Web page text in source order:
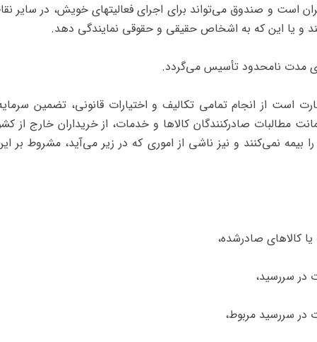
تهران است و صندوق می‌تواند برای اجرای فعالیتهای خویش، در
و یا این که به اشخاص حقیقی و حقوقی نمایندگی دهد.
است از انجام تمامی تکالیف و اختیارات قانونی، تضمین
صادرکنندگان کالاها و خدمات، از خریداران خارج از
بیمه نمی‌کنند و نیز ناشی از اموری که در زیر می‌آید، مشروط بر